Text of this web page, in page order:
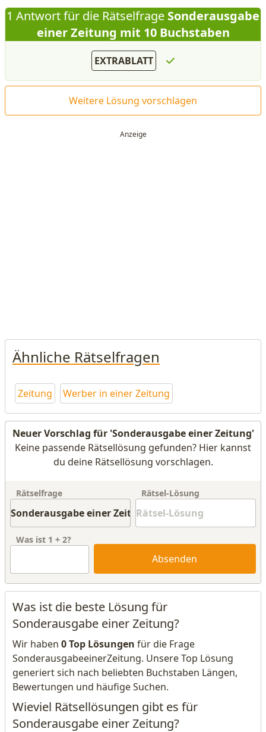
1 Antwort für die Rätselfrage Sonderausgabe
einer Zeitung mit 10 Buchstaben
EXTRABLATT
Weitere Lösung vorschlagen
Ähnliche Rätselfragen
Zeitung Werber in einer Zeitung
Neuer Vorschlag für 'Sonderausgabe einer Zeitung'
Keine passende Rätsellösung gefunden? Hier kannst
du deine Rätsellösung vorschlagen.
Rätselfrage Rätsel-Lösung
Was ist 1 + 2?
Absenden
Was ist die beste Lösung für
Sonderausgabe einer Zeitung?
Wir haben 0 Top Lösungen für die Frage
SonderausgabeeinerZeitung. Unsere Top Lösung
generiert sich nach beliebten Buchstaben Längen,
Bewertungen und häufige Suchen.
Wieviel Rätsellösungen gibt es für
Sonderausgabe einer Zeitung?